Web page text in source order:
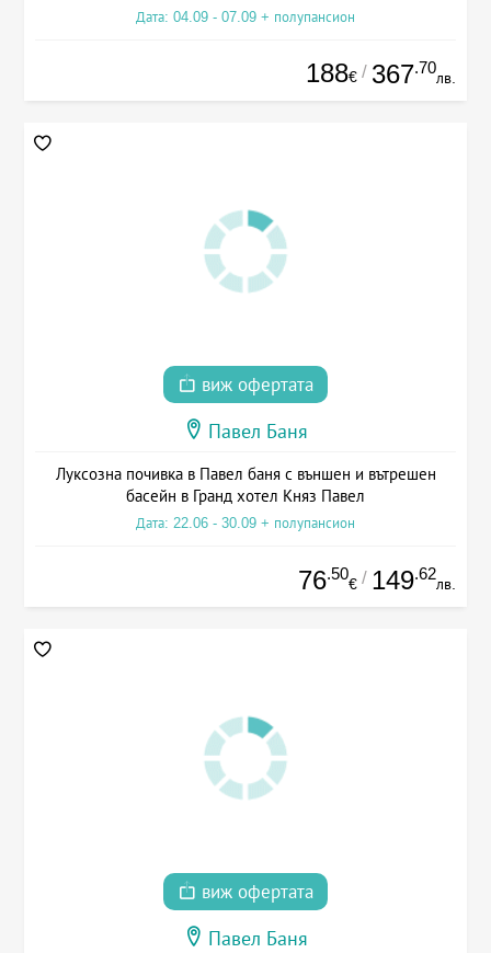
Дата: 04.09 - 07.09 + полупансион
188€ / 367.70
лв.
виж офертата
Павел Баня
Луксозна почивка в Павел баня с външен и вътрешен
басейн в Гранд хотел Княз Павел
Дата: 22.06 - 30.09 + полупансион
76.50
€ / 149.62
лв.
виж офертата
Павел Баня